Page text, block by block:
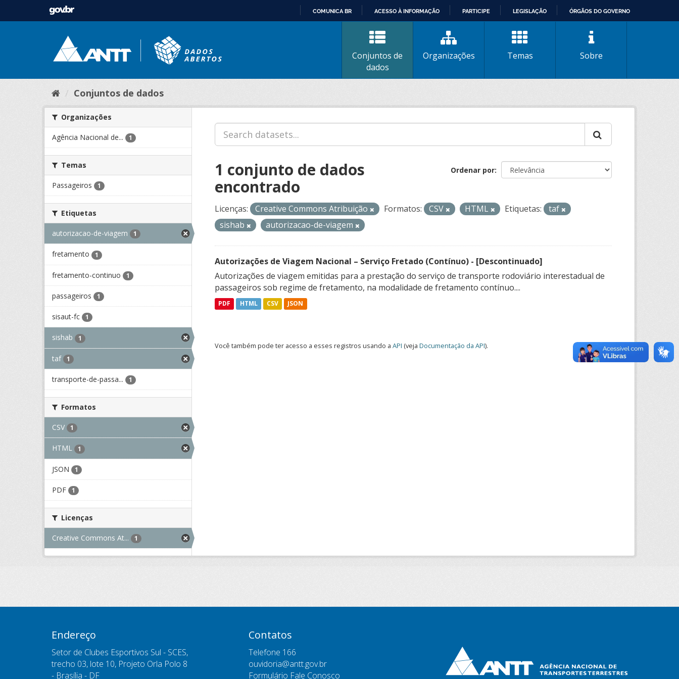
CONTEÚDO
COMUNICA BR ACESSO À INFORMAÇÃO PARTICIPE LEGISLAÇÃO ÓRGÃOS DO GOVERNO
Conjuntos de
dados
Organizações Temas Sobre
Conjuntos de dados
Organizações
Agência Nacional de... 1
Temas
Passageiros 1
Etiquetas
autorizacao-de-viagem 1
fretamento 1
fretamento-continuo 1
passageiros 1
sisaut-fc 1
sishab 1
taf 1
transporte-de-passa... 1
Formatos
CSV 1
HTML 1
JSON 1
PDF 1
Licenças
Creative Commons At... 1
Ordenar por
1 conjunto de dados
encontrado
Licenças: Creative Commons Atribuição Formatos: CSV HTML Etiquetas:
taf
sishab
autorizacao-de-viagem
Autorizações de Viagem Nacional – Serviço Fretado (Contínuo) - [Descontinuado]
Autorizações de viagem emitidas para a prestação do serviço de transporte rodoviário interestadual de
passageiros sob regime de fretamento, na modalidade de fretamento contínuo....
PDF HTML CSV JSON
Você também pode ter acesso a esses registros usando a API (veja Documentação da API).
Endereço
Setor de Clubes Esportivos Sul - SCES,
trecho 03, lote 10, Projeto Orla Polo 8
- Brasília - DF
Contatos
Telefone 166
ouvidoria@antt.gov.br
Formulário Fale Conosco